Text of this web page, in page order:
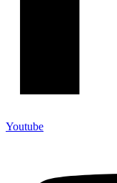
Youtube